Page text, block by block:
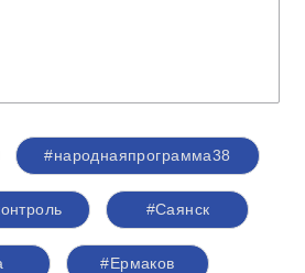
#народнаяпрограмма38
#Саянск
#Ермаков